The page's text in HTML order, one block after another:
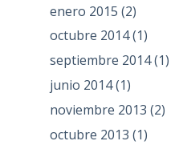
enero 2015 (2)
octubre 2014(1)
septiembre 2014(1)
junio 2014(1)
noviembre 2013 (2)
octubre 2013 (1)